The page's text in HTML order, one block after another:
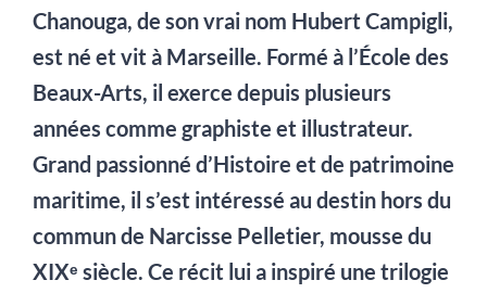
Chanouga, de son vrai nom Hubert Campigli,
est né et vit à Marseille. Formé à l’École des
Beaux-Arts, il exerce depuis plusieurs
années comme graphiste et illustrateur.
Grand passionné d’Histoire et de patrimoine
maritime, il s’est intéressé au destin hors du
commun de Narcisse Pelletier, mousse du
XIXᵉ siècle. Ce récit lui a inspiré une trilogie